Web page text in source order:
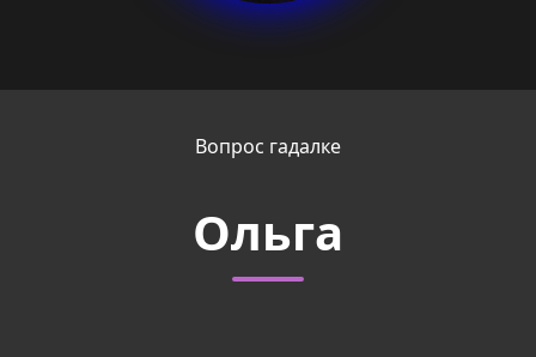
Вопрос гадалке
Ольга